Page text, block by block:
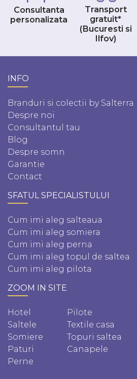
Consultanta
personalizata
Transport
gratuit*
(Bucuresti si
Ilfov)
INFO
Branduri si colectii by Salterra
Despre noi
Consultantul tau
Blog
Despre somn
Garantie
Contact
SFATUL SPECIALISTULUI
Cum imi aleg salteaua
Cum imi aleg somiera
Cum imi aleg perna
Cum imi aleg topul de saltea
Cum imi aleg pilota
ZOOM IN SITE
Hotel
Saltele
Somiere
Paturi
Perne
Pilote
Textile casa
Topuri saltea
Canapele